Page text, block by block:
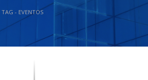
TAG - EVENTOS